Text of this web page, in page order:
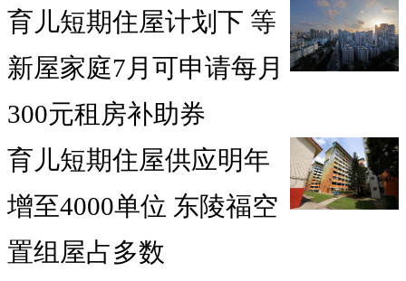
育儿短期住屋计划下 等
新屋家庭7月可申请每月
300元租房补助券
育儿短期住屋供应明年
增至4000单位 东陵福空
置组屋占多数